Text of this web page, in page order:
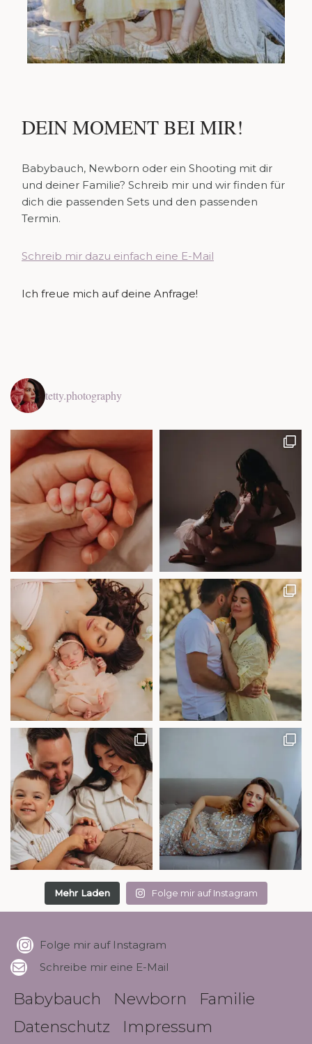
DEIN MOMENT BEI MIR!
Babybauch, Newborn oder ein Shooting mit dir
und deiner Familie? Schreib mir und wir finden für
dich die passenden Sets und den passenden
Termin.
Schreib mir dazu einfach eine E-Mail
Ich freue mich auf deine Anfrage!
tetty.photography
Mehr Laden Folge mir auf Instagram
Folge mir auf Instagram
Schreibe mir eine E-Mail
Babybauch Newborn
Familie
Datenschutz
Impressum